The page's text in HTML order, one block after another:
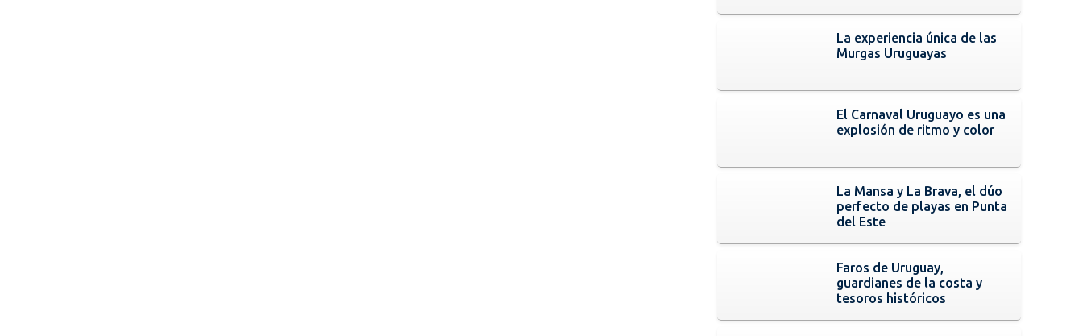
La experiencia única de las
Murgas Uruguayas
El Carnaval Uruguayo es una
explosión de ritmo y color
La Mansa y La Brava, el dúo
perfecto de playas en Punta
del Este
Faros de Uruguay,
guardianes de la costa y
tesoros históricos